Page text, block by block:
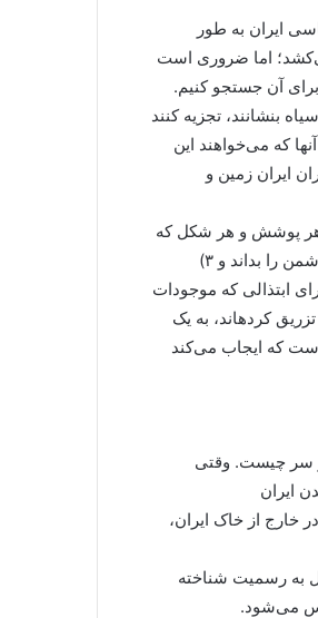
ایران به طور
اما ضروری است
آن جستجو کنیم.
بنشانند، تجزیه کنند
که می‌خواهند این
ایران زمین و
هر کجا و هر پوشش و هر شکل که
هست و عمل می‌کند تشخیص دهد. ۲) راه خنثی کردن توطئه‌های او و طریق دفع فتنه‌ی دشمن را بداند و ۳)
ابتذالی که موجودات
کریه الوجودی، مثل خامنه‌ای آدمکش، به این واژه و کلمات و عبارات و اصطلاحات مشابه تزریق کرده‎اند، به یک
که ایجاب می‌کند
سر چیست. وقتی
خارج از خاک ایران،
به رسمیت شناخته
می‌شود.